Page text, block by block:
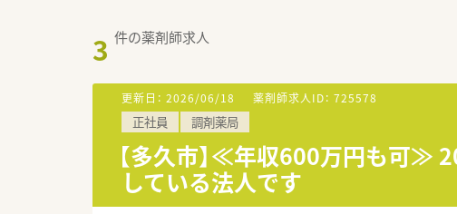
3 件の薬剤師求人
更新日： 2026/06/18 薬剤師求人ID： 725578
正社員 調剤薬局
【多久市】≪年収600万円も可≫
している法人です